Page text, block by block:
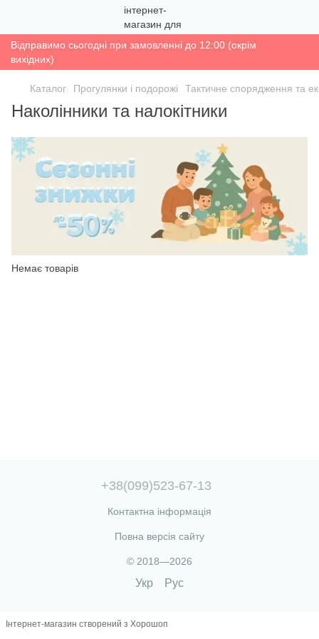
Відправимо сьогодні при замовленні до 12:00 (окрім
вихідних)
Каталог Прогулянки і подорожі Тактичне спорядження та
Наколінники та налокітники
Немає товарів
+38(099)523-67-13
Контактна інформація
Повна версія сайту
© 2018—2026
Укр Рус
Інтернет-магазин створений з Хорошоп